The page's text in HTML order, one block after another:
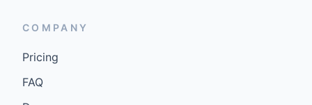
COMPANY
Pricing
FAQ